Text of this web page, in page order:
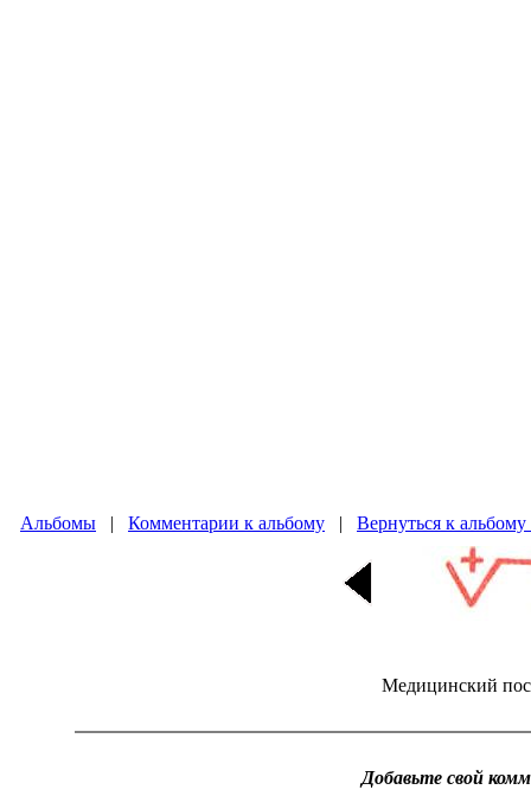
Альбомы | Комментарии к альбому | Вернуться к
Медицинский
Добавьте свой